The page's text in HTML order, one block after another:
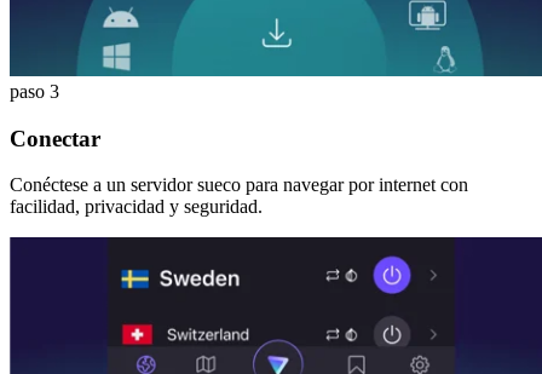
paso 3
Conectar
Conéctese a un servidor sueco para navegar por internet con
facilidad, privacidad y seguridad.